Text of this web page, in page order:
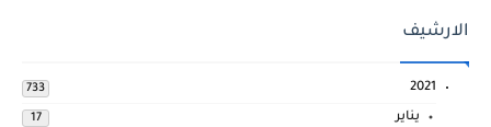
الارشيف
2021
733
يناير 17